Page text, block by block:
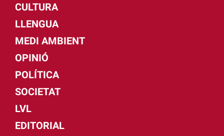
CULTURA
LLENGUA
MEDI AMBIENT
OPINIÓ
POLÍTICA
SOCIETAT
LVL
EDITORIAL